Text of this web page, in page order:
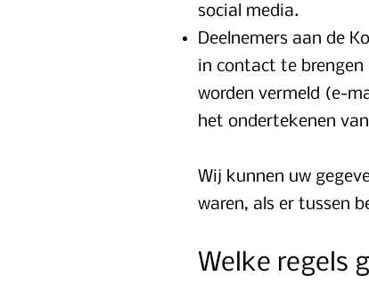
social media.
Deelnemers aan de
in contact te
worden vermeld (e-
het ondertekenen
Wij kunnen uw
waren, als er tussen
Welke regels